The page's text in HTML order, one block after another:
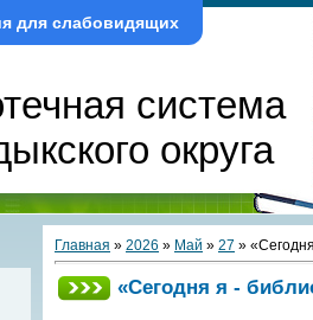
для слабовидящих
10:34
RSS
система
округа
Главная » 2026 » Май » 27 »
«Сегодня я -